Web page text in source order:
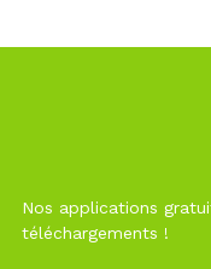
Nos applications
téléchargements !